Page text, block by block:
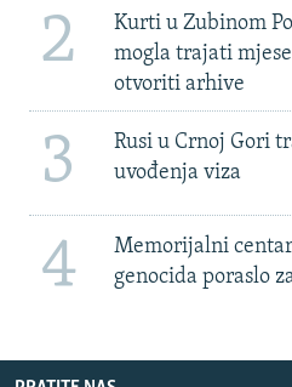
2
Kurti u Zubinom
mogla trajati
otvoriti arhive
3
Rusi u Crnoj Gori
uvođenja viza
4
Memorijalni
genocida poraslo